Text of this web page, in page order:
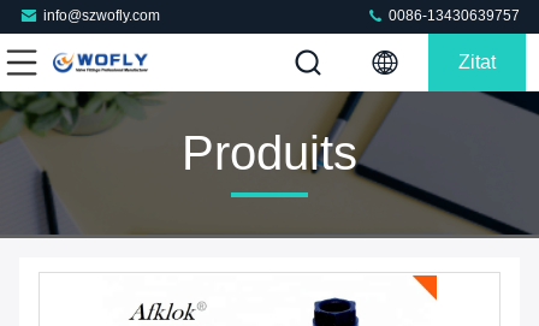
info@szwofly.com 0086-13430639757
Zitat
Produits